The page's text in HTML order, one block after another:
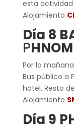
esta actividad
Alojamiento
Día 8
P
Por la
Bus público a
hotel. Resto
Alojamiento
Día 9